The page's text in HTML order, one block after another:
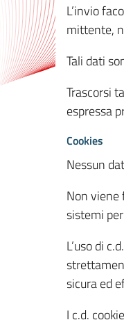
L’invio
mittente,
Tali dati
Trascorsi
espressa
Cookies
Nessun
Non viene
sistemi
L’uso di
sicura ed
I c.d.